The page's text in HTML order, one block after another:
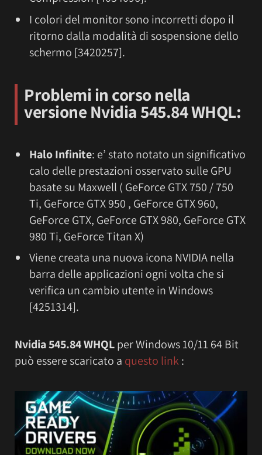
I colori del monitor sono incorretti dopo il
ritorno dalla modalità di sospensione dello
schermo [3420257].
Problemi in corso nella
versione Nvidia 545.84 WHQL:
Halo Infinite: e’ stato notato un significativo
calo delle prestazioni osservato sulle GPU
basate su Maxwell ( GeForce GTX 750 / 750
Ti, GeForce GTX 950 , GeForce GTX 960,
GeForce GTX, GeForce GTX 980, GeForce GTX
980 Ti, GeForce Titan X)
Viene creata una nuova icona NVIDIA nella
barra delle applicazioni ogni volta che si
verifica un cambio utente in Windows
[4251314].
Nvidia 545.84 WHQLper Windows 10/11 64 Bit
può essere scaricato a questo link: